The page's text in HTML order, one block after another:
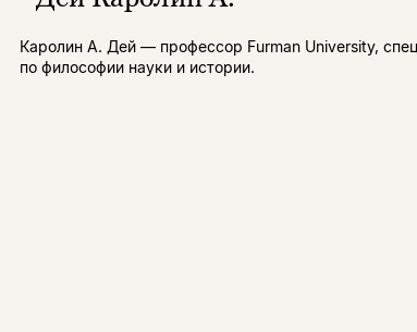
Каролин А. Дей — профессор Furman University,
по философии науки и истории.